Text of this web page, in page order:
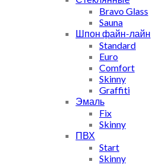
Bravo Glass
Sauna
Шпон файн-лайн
Standard
Euro
Comfort
Skinny
Graffiti
Эмаль
Fix
Skinny
ПВХ
Start
Skinny